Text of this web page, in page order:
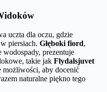
uczta dla oczu, gdzie
piersiach. Głęboki fiord,
prezentuje
takie jak Flydalsjuvet
możliwości, aby docenić
naturalne piękno tego